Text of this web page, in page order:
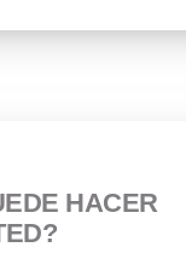
HACER